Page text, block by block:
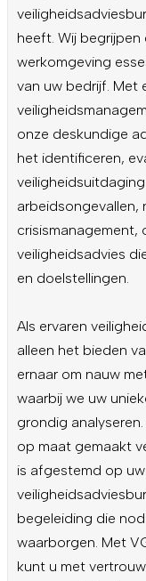
heeft. Wij
werkomgeving
van uw bedrijf. Met
onze deskundige
het identificeren,
arbeidsongevallen,
veiligheidsadvies
en doelstellingen.
Als ervaren
alleen het bieden
ernaar om nauw
waarbij we uw
grondig
op maat gemaakt
is afgestemd op
begeleiding die
waarborgen. Met
kunt u met